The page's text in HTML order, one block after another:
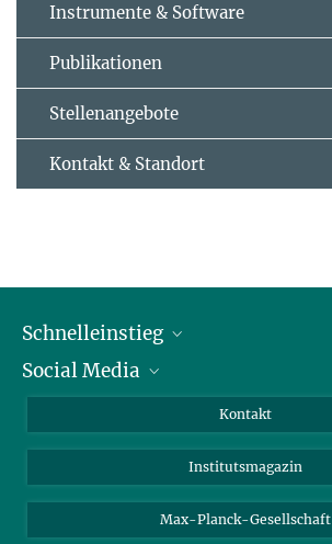
Instrumente & Software
Publikationen
Stellenangebote
Kontakt & Standort
Schnelleinstieg
Alumni
Social Media
Facebook
Kontakt
Institutsmagazin
Max-Planck-Gesellschaft